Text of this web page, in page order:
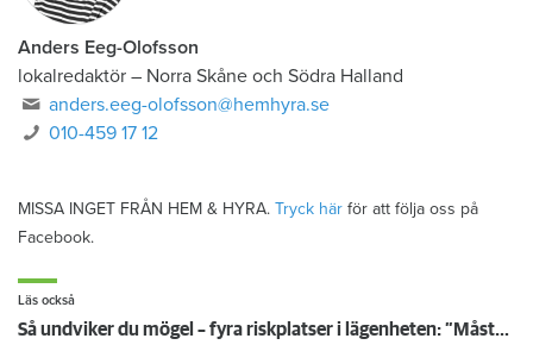
Anders Eeg-Olofsson
lokalredaktör – Norra Skåne och Södra Halland
anders.eeg-olofsson@hemhyra.se
010-459 17 12
MISSA INGET FRÅN HEM & HYRA. Tryck här för att följa oss på
Facebook.
Läs också
Så undviker du mögel – fyra riskplatser i lägenheten: ”Måste städa bort”